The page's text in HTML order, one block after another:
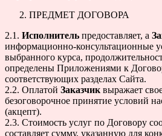
ПРЕДМЕТ ДОГОВОРА
2.1. Исполнитель предоставляет, а
информационно-консультационные
выбранного курса,
определены Приложениями к
соответствующих разделах Сайта.
2.2. Оплатой Заказчик выражает
безоговорочное принятие условий
(акцепт).
2.3. Стоимость услуг по Договору
составляет сумму, указанную для